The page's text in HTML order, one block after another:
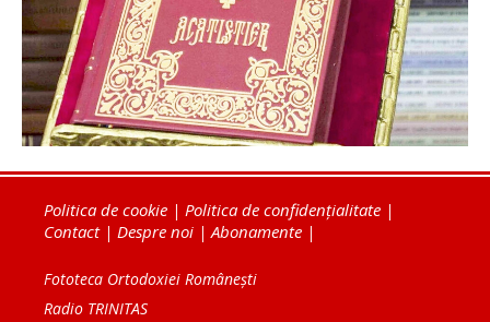
Politica de cookie | Politica de confidențialitate |
Contact| Despre noi | Abonamente |
Fototeca Ortodoxiei Românești
Radio TRINITAS